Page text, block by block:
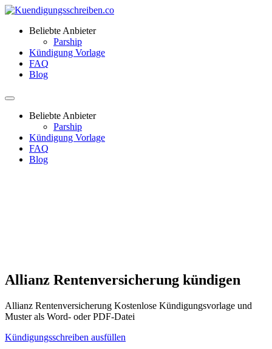
Beliebte Anbieter
Parship
Kündigung Vorlage
FAQ
Blog
Beliebte Anbieter
Parship
Kündigung Vorlage
FAQ
Blog
Allianz Rentenversicherung kündigen
Allianz Rentenversicherung Kostenlose Kündigungsvorlage und
Muster als Word- oder PDF-Datei
Kündigungsschreiben ausfüllen